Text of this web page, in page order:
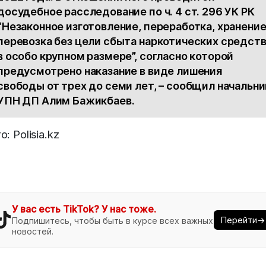
расследование по ч. 4 ст. 296 УК РК
изготовление, переработка,
без цели сбыта наркотических средств
особо крупном размере”, согласно которой
наказание в виде лишения
от трех до семи лет, – сообщил
ДП Алим Бажикбаев.
Polisia.kz
У вас есть TikTok? У нас тоже.
Подпишитесь, чтобы быть в курсе всех важных
новостей.
Перейти→